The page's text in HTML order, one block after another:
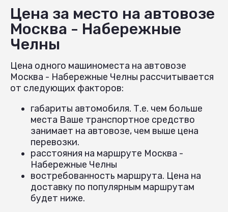
Цена за место на автовозе
Москва - Набережные
Челны
Цена одного машиноместа на автовозе
Москва - Набережные Челны рассчитывается
от следующих факторов:
габариты автомобиля. Т.е. чем больше
места Ваше транспортное средство
занимает на автовозе, чем выше цена
перевозки.
расстояния на маршруте Москва -
Набережные Челны
востребованность маршрута. Цена на
доставку по популярным маршрутам
будет ниже.